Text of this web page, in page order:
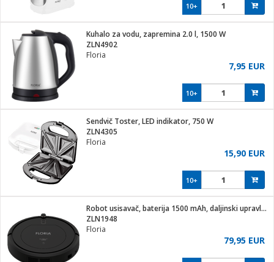
/ Zdravlje
za kosu
10+
Kuhalo za vodu, zapremina 2.0 l, 1500 W
ZLN4902
Floria
7,95 EUR
10+
Sendvič Toster, LED indikator, 750 W
ZLN4305
Floria
15,90 EUR
10+
Robot usisavač, baterija 1500 mAh, daljinski upravljač
ZLN1948
Floria
79,95 EUR